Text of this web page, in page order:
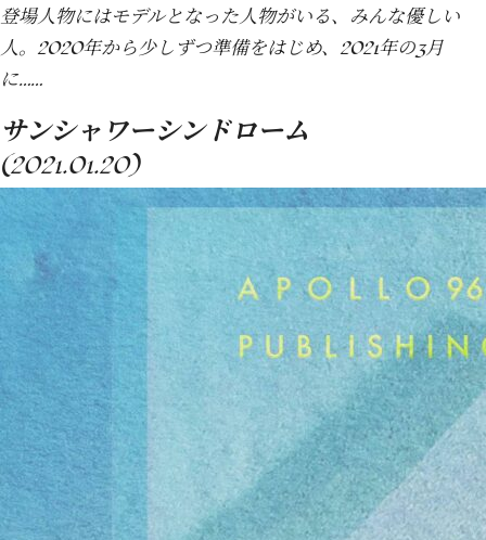
登場人物にはモデルとなった人物がいる、みんな優しい
人。2020年から少しずつ準備をはじめ、2021年の3月
に……
サンシャワーシンドローム
(2021.01.20)